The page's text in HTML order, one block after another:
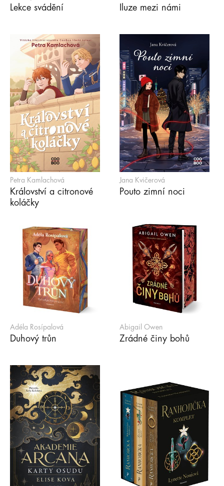
Lekce svádění Iluze mezi námi
Petra Kamlachová
Království a citronové
koláčky
Jana Kvičerová
Pouto zimní noci
Adéla Rosípalová
Duhový trůn
Abigail Owen
Zrádné činy bohů